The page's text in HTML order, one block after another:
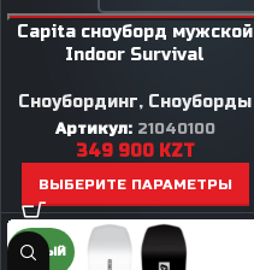
Capita сноуборд мужской
Indoor Survival
Сноубординг, Сноуборды
Артикул: 21040100
349 900 KZT
ВЫБЕРИТЕ ПАРАМЕТРЫ
НОВЫЙ